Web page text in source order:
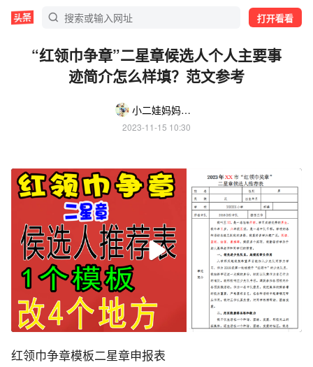
打开看看
“红领巾争章”二星章候选人个人主要事
迹简介怎么样填？范文参考
小二娃妈妈经验分享
2023-11-15 10:30
红领巾争章模板二星章申报表